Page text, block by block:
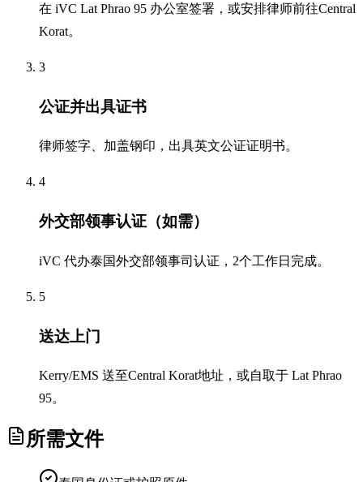
在 iVC Lat Phrao 95 办公室签署，或安排律师前往Central
Korat。
3
公证并出具证书
律师签字、加盖钢印，出具英文公证证明书。
4
外交部领事认证（如需）
iVC 代办泰国外交部领事司认证，2个工作日完成。
5
送达上门
Kerry/EMS 送至Central Korat地址，或自取于 Lat Phrao
95。
所需文件